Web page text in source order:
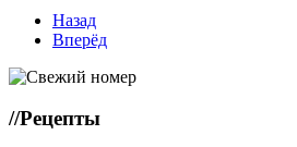
Назад
Вперёд
//Рецепты